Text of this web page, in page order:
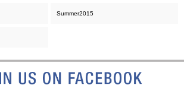
Summer2015